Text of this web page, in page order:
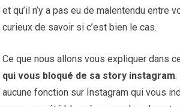
et qu’il n’y a pas eu de malentendu entre
curieux de savoir si c’est bien le cas.
Ce que nous allons vous expliquer dans
qui vous bloqué de sa story instagram.
aucune fonction sur Instagram qui vous